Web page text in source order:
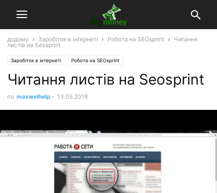
додому Заробіток в інтернеті Робота на SEOsprint
Читання
листів на Seosprint
Заробіток в інтернеті Робота на SEOsprint
Читання листів на Seosprint
по maxwelhelp - 13.05.2018